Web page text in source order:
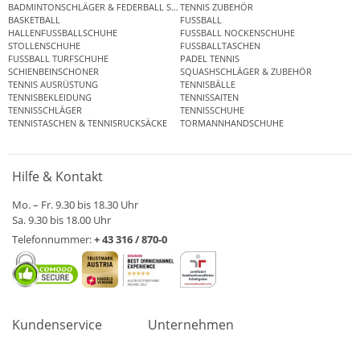
BADMINTONSCHLÄGER & FEDERBALL SETSTENNIS ZUBEHÖR
BASKETBALL
FUSSBALL
HALLENFUSSBALLSCHUHE
FUSSBALL NOCKENSCHUHE
STOLLENSCHUHE
FUSSBALLTASCHEN
FUSSBALL TURFSCHUHE
PADEL TENNIS
SCHIENBEINSCHONER
SQUASHSCHLÄGER & ZUBEHÖR
TENNIS AUSRÜSTUNG
TENNISBÄLLE
TENNISBEKLEIDUNG
TENNISSAITEN
TENNISSCHLÄGER
TENNISSCHUHE
TENNISTASCHEN & TENNISRUCKSÄCKE
TORMANNHANDSCHUHE
Hilfe & Kontakt
Mo. – Fr. 9.30 bis 18.30 Uhr
Sa. 9.30 bis 18.00 Uhr
Telefonnummer:+ 43 316 / 870-0
Kundenservice Unternehmen